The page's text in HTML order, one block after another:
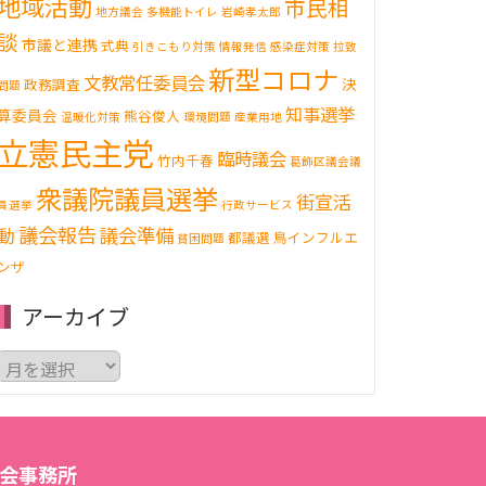
域活動 地方議会 多機能トイレ 岩崎孝太郎 市民相
市議と連携 式典 引きこもり対策 情報発信 感染症対策 拉致
題 政務調査 文教常任委員会 新型コロナ 決
委員会 温暖化対策 熊谷俊人 環境問題 産業用地 知事選挙
憲民主党 竹内千春 臨時議会 葛飾区議会議
選挙 衆議院議員選挙 行政サービス 街宣活
議会報告議会準備 貧困問題 都議選 鳥インフルエ
ザ
アーカイブ
事務所